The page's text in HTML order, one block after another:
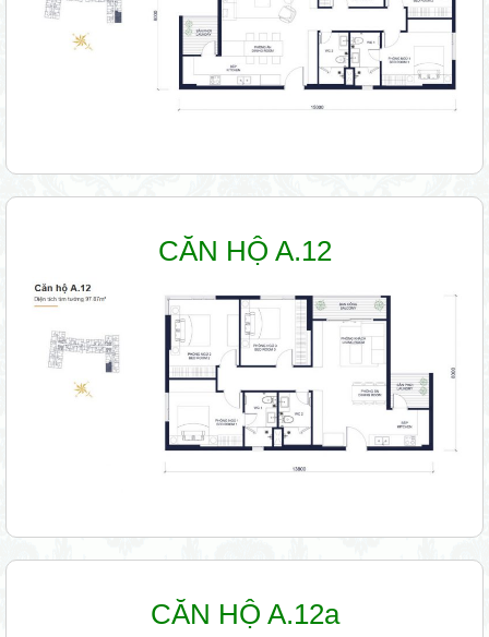
CĂN HỘ A.12
CĂN HỘ A.12a